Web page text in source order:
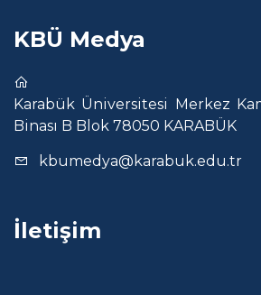
KBÜ Medya
Karabük Üniversitesi Merkez
Binası B Blok 78050 KARABÜK
kbumedya@karabuk.edu.tr
İletişim